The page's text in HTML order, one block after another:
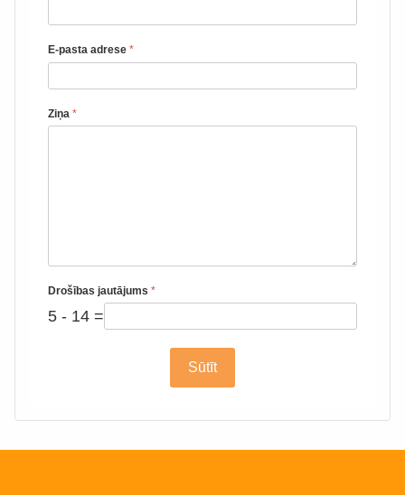
E-pasta adrese *
Ziņa *
Drošības jautājums *
5 - 14 =
Sūtīt